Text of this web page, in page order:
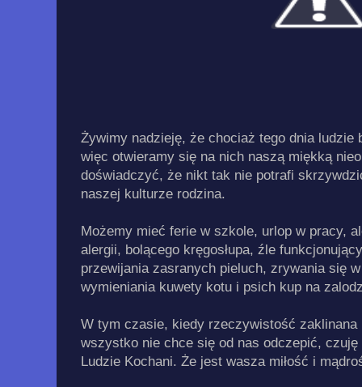
Żywimy nadzieję, że chociaż tego dnia ludzie
więc otwieramy się na nich naszą miękką
doświadczyć, że nikt tak nie potrafi
naszej kulturze rodzina.
Możemy mieć ferie w szkole, urlop w pracy,
alergii, bolącego kręgosłupa, źle
przewijania zasranych pieluch, zrywania się
wymieniania kuwety kotu i psich kup na
W tym czasie, kiedy rzeczywistość zaklinana
wszystko nie chce się od nas odczepić, czuję
Ludzie Kochani. Że jest wasza miłość i